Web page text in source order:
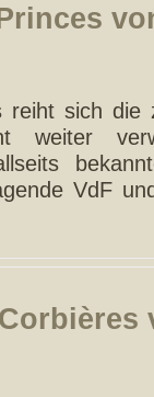
sich die
weiter
VdF